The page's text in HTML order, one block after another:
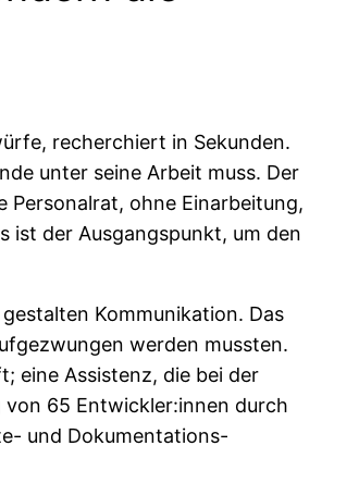
recherchiert in Sekunden.
unter seine Arbeit muss. Der
Personalrat, ohne Einarbeitung,
ist der Ausgangspunkt, um den
Kommunikation. Das
werden mussten.
eine Assistenz, die bei der
65 Entwickler:innen durch
und Dokumentations-